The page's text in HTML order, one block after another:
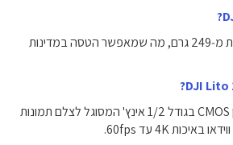
רחפן DJI Lito 1 שוקל פחות מ‑249 גרם, מה שמאפשר הטסה במדינות
ה‑DJI Lito 1 מצויד בחיישן CMOS בגודל 1/2 אינץ' המסוגל לצלם תמונות